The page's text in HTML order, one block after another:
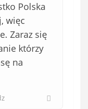
Polska
więc
Zaraz się
którzy
na